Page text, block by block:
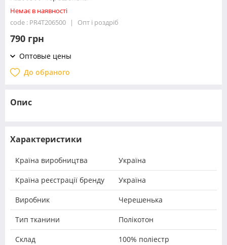
Немає в наявності
code : PR4T206500
Опт і роздріб
790 грн
Оптовые цены
До обраного
Опис
Характеристики
Країна виробництва Україна
Країна реєстрації бренду Україна
Виробник Черешенька
Тип тканини Полікотон
Склад 100% поліестр